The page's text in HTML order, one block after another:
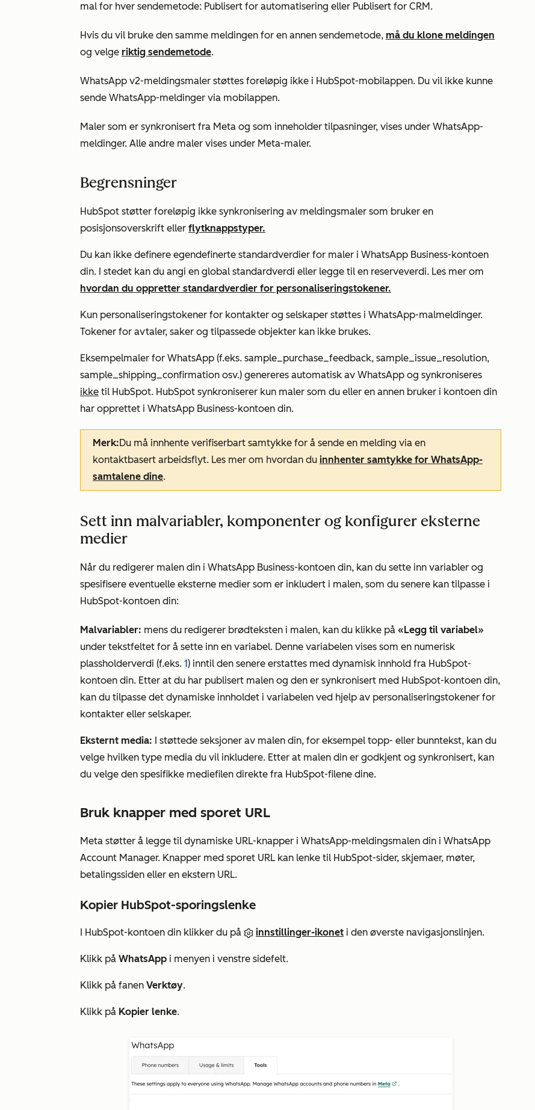
mal for hver sendemetode: Publisert for automatisering eller Publisert for CRM.
Hvis du vil bruke den samme meldingen for en annen sendemetode, må du klone meldingen
og velge riktig sendemetode.
WhatsApp v2-meldingsmaler støttes foreløpig ikke i HubSpot-mobilappen. Du vil ikke kunne
sende WhatsApp-meldinger via mobilappen.
Maler som er synkronisert fra Meta og som inneholder tilpasninger, vises under WhatsApp-
meldinger. Alle andre maler vises under Meta-maler.
Begrensninger
HubSpot støtter foreløpig ikke synkronisering av meldingsmaler som bruker en
posisjonsoverskrift eller flytknappstyper.
Du kan ikke definere egendefinerte standardverdier for maler i WhatsApp Business-kontoen
din. I stedet kan du angi en global standardverdi eller legge til en reserveverdi. Les mer om
hvordan du oppretter standardverdier for personaliseringstokener.
Kun personaliseringstokener for kontakter og selskaper støttes i WhatsApp-malmeldinger.
Tokener for avtaler, saker og tilpassede objekter kan ikke brukes.
Eksempelmaler for WhatsApp (f.eks. sample_purchase_feedback, sample_issue_resolution,
sample_shipping_confirmation osv.) genereres automatisk av WhatsApp og synkroniseres
ikke til HubSpot. HubSpot synkroniserer kun maler som du eller en annen bruker i kontoen din
har opprettet i WhatsApp Business-kontoen din.
Merk:Du må innhente verifiserbart samtykke for å sende en melding via en
kontaktbasert arbeidsflyt. Les mer om hvordan du innhenter samtykke for WhatsApp-
samtalene dine.
Sett inn malvariabler, komponenter og konfigurer eksterne
medier
Når du redigerer malen din i WhatsApp Business-kontoen din, kan du sette inn variabler og
spesifisere eventuelle eksterne medier som er inkludert i malen, som du senere kan tilpasse i
HubSpot-kontoen din:
Malvariabler: mens du redigerer brødteksten i malen, kan du klikke på «Legg til variabel»
under tekstfeltet for å sette inn en variabel. Denne variabelen vises som en numerisk
plassholderverdi (f.eks. 1) inntil den senere erstattes med dynamisk innhold fra HubSpot-
kontoen din. Etter at du har publisert malen og den er synkronisert med HubSpot-kontoen din,
kan du tilpasse det dynamiske innholdet i variabelen ved hjelp av personaliseringstokener for
kontakter eller selskaper.
Eksternt media: I støttede seksjoner av malen din, for eksempel topp- eller bunntekst, kan du
velge hvilken type media du vil inkludere. Etter at malen din er godkjent og synkronisert, kan
du velge den spesifikke mediefilen direkte fra HubSpot-filene dine.
Bruk knapper med sporet URL
Meta støtter å legge til dynamiske URL-knapper i WhatsApp-meldingsmalen din i WhatsApp
Account Manager. Knapper med sporet URL kan lenke til HubSpot-sider, skjemaer, møter,
betalingssiden eller en ekstern URL.
Kopier HubSpot-sporingslenke
I HubSpot-kontoen din klikker du på innstillinger-ikonet i den øverste navigasjonslinjen.
Klikk på WhatsApp i menyen i venstre sidefelt.
Klikk på fanen Verktøy.
Klikk på Kopier lenke.